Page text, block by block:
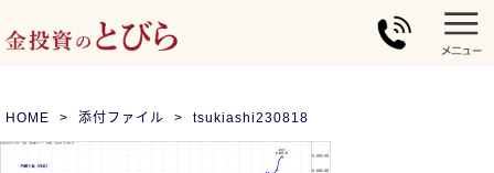
HOME 添付ファイル tsukiashi230818